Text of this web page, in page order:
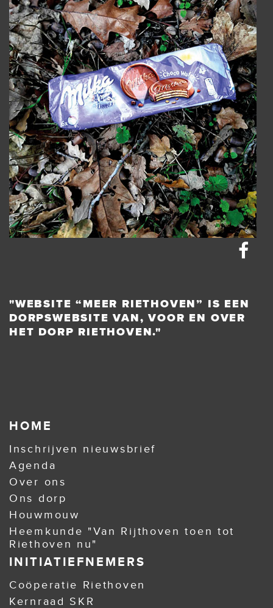
"WEBSITE “MEER RIETHOVEN” IS EEN
DORPSWEBSITE VAN, VOOR EN OVER
HET DORP RIETHOVEN."
HOME
Inschrijven nieuwsbrief
Agenda
Over ons
Ons dorp
Houwmouw
Heemkunde "Van Rijthoven toen tot
Riethoven nu"
INITIATIEFNEMERS
Coöperatie Riethoven
Kernraad SKR